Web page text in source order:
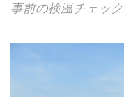
事前の検温チェッ